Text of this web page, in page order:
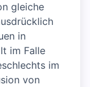
gleiche
in
im Falle
im
von